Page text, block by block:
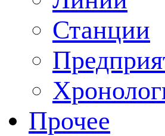
Станции
Прочее